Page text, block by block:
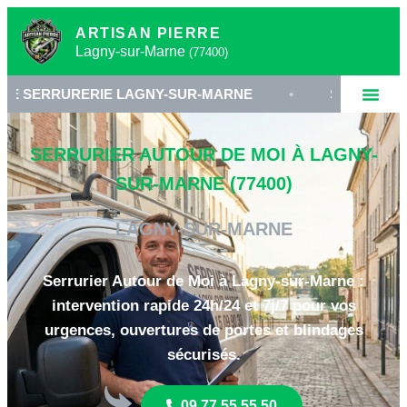
ARTISAN PIERRE
Lagny-sur-Marne (77400)
LAGNY-SUR-MARNE • SERRURIER 77400
SERRURIER AUTOUR DE MOI À LAGNY-
SUR-MARNE (77400)
LAGNY-SUR-MARNE
Serrurier Autour de Moi à Lagny-sur-Marne :
intervention rapide 24h/24 et 7j/7 pour vos
urgences, ouvertures de portes et blindages
sécurisés.